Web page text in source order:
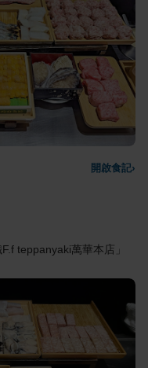
開啟食記›
teppanyaki萬華本店」